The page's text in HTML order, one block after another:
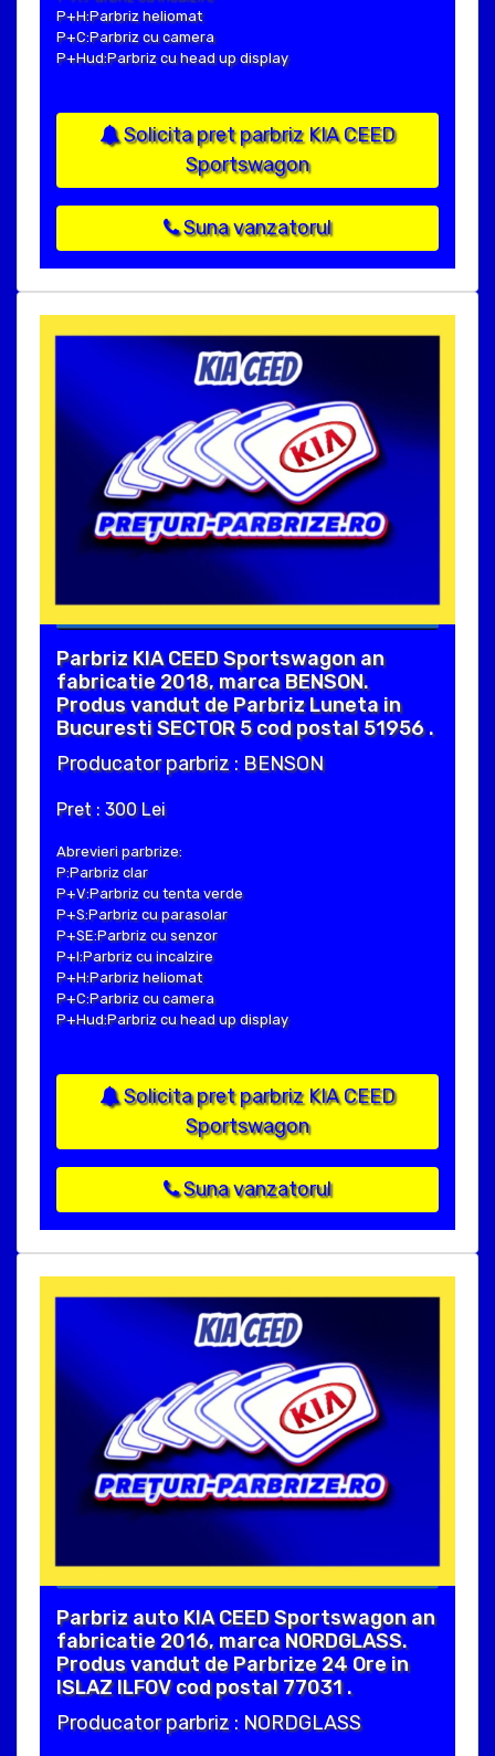
P+H:Parbriz heliomat
P+C:Parbriz cu camera
P+Hud:Parbriz cu head up display
Solicita pret parbriz KIA CEED
Sportswagon
Suna vanzatorul
Parbriz KIA CEED Sportswagon an
fabricatie 2018, marca BENSON.
Produs vandut de Parbriz Luneta in
Bucuresti SECTOR 5 cod postal 51956 .
Producator parbriz : BENSON
Pret : 300 Lei
Abrevieri parbrize:
P:Parbriz clar
P+V:Parbriz cu tenta verde
P+S:Parbriz cu parasolar
P+SE:Parbriz cu senzor
P+I:Parbriz cu incalzire
P+H:Parbriz heliomat
P+C:Parbriz cu camera
P+Hud:Parbriz cu head up display
Solicita pret parbriz KIA CEED
Sportswagon
Suna vanzatorul
Parbriz auto KIA CEED Sportswagon an
fabricatie 2016, marca NORDGLASS.
Produs vandut de Parbrize 24 Ore in
ISLAZ ILFOV cod postal 77031 .
Producator parbriz : NORDGLASS